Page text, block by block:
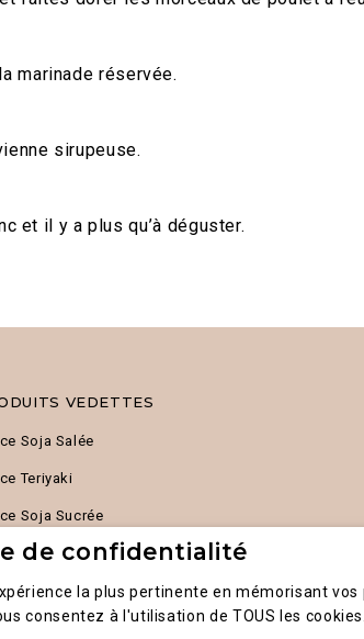
marinade réservée.
sirupeuse.
et il y a plus qu’à déguster.
VEDETTES
Soja Salée
Teriyaki
Soja Sucrée
de confidentialité
la plus pertinente en mémorisant
consentez à l'utilisation de TOUS les cookies.